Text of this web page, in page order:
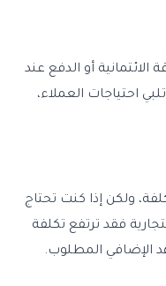
أو الدفع عند
احتياجات العملاء،
ولكن إذا كنت تحتاج
فقد ترتفع تكلفة
الإضافي المطلوب.